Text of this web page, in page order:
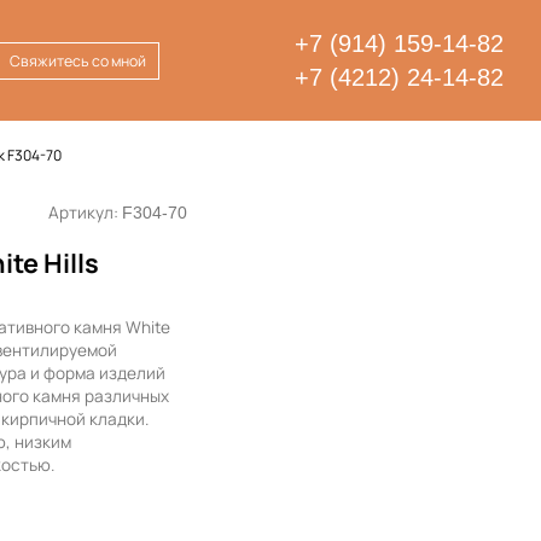
+7 (914) 159-14-82
+7 (4212) 24-14-82
Свяжитесь со мной
F304-70
Артикул: F304-70
Hills
камня White
и форма изделий
камня различных
кладки.
низким